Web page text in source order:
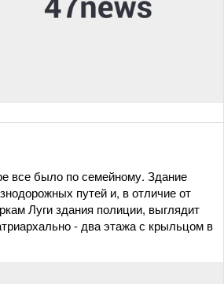
все было по семейному. Здание
путей и, в отличие от
Луги здания полиции, выглядит
- два этажа с крыльцом в